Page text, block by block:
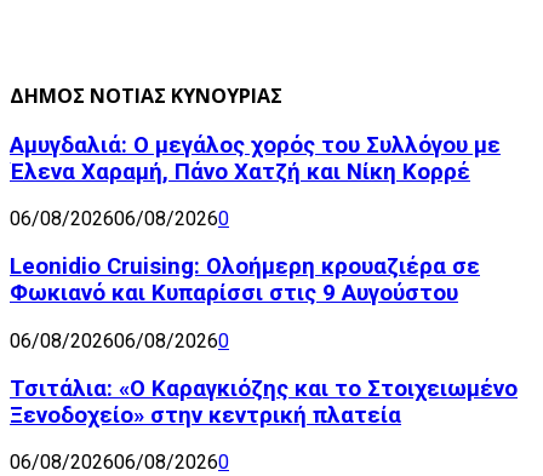
ΔΗΜΟΣ ΝΟΤΙΑΣ ΚΥΝΟΥΡΙΑΣ
Αμυγδαλιά: Ο μεγάλος χορός του Συλλόγου με
Έλενα Χαραμή, Πάνο Χατζή και Νίκη Κορρέ
06/08/202606/08/20260
Leonidio Cruising: Ολοήμερη κρουαζιέρα σε
Φωκιανό και Κυπαρίσσι στις 9 Αυγούστου
06/08/202606/08/20260
Τσιτάλια: «Ο Καραγκιόζης και το Στοιχειωμένο
Ξενοδοχείο» στην κεντρική πλατεία
06/08/202606/08/20260